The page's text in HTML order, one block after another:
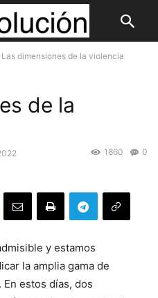
Las dimensiones de la violencia
de la
0
1860
y estamos
la amplia gama de
estos días, dos